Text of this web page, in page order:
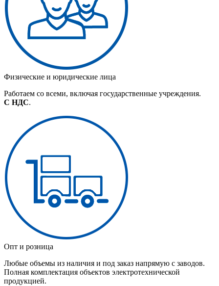
Физические и юридические лица
Работаем со всеми, включая государственные учреждения.
С НДС.
Опт и розница
Любые объемы из наличия и под заказ напрямую с заводов.
Полная комплектация объектов электротехнической
продукцией.